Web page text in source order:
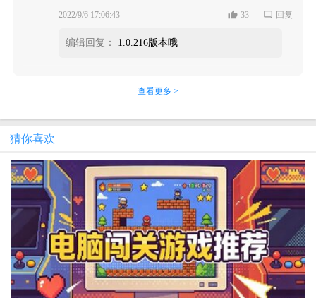
2022/9/6 17:06:43 33 回复
编辑回复： 1.0.216版本哦
查看更多 >
猜你喜欢